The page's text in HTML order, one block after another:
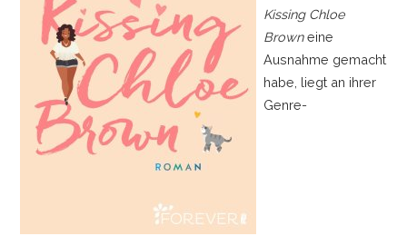
Kissing Chloe
Browneine
Ausnahme gemacht
habe, liegt an ihrer
Genre-